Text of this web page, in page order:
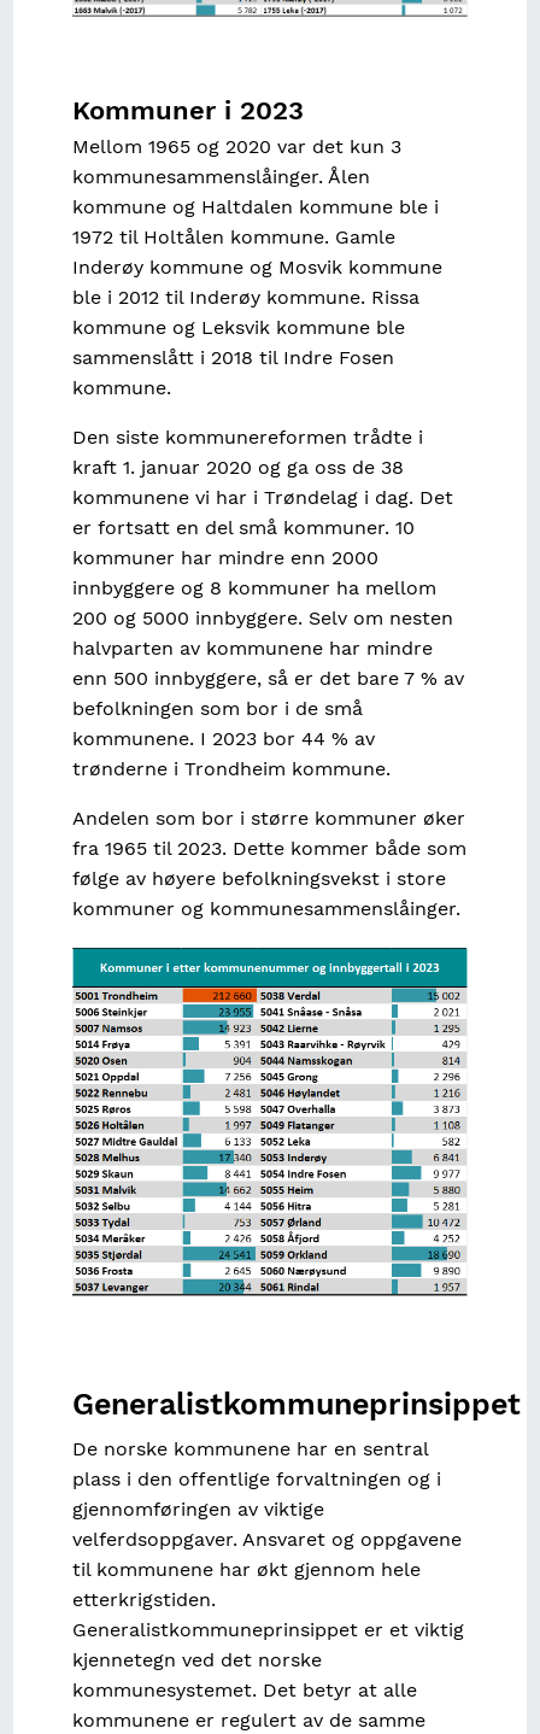
Kommuner i 2023
Mellom 1965 og 2020 var det kun 3
kommunesammenslåinger. Ålen
kommune og Haltdalen kommune ble i
1972 til Holtålen kommune. Gamle
Inderøy kommune og Mosvik kommune
ble i 2012 til Inderøy kommune. Rissa
kommune og Leksvik kommune ble
sammenslått i 2018 til Indre Fosen
kommune.
Den siste kommunereformen trådte i
kraft 1. januar 2020 og ga oss de 38
kommunene vi har i Trøndelag i dag. Det
er fortsatt en del små kommuner. 10
kommuner har mindre enn 2000
innbyggere og 8 kommuner ha mellom
200 og 5000 innbyggere. Selv om nesten
halvparten av kommunene har mindre
enn 500 innbyggere, så er det bare 7 % av
befolkningen som bor i de små
kommunene. I 2023 bor 44 % av
trønderne i Trondheim kommune.
Andelen som bor i større kommuner øker
fra 1965 til 2023. Dette kommer både som
følge av høyere befolkningsvekst i store
kommuner og kommunesammenslåinger.
Image
Generalistkommuneprinsippet
De norske kommunene har en sentral
plass i den offentlige forvaltningen og i
gjennomføringen av viktige
velferdsoppgaver. Ansvaret og oppgavene
til kommunene har økt gjennom hele
etterkrigstiden.
Generalistkommuneprinsippet er et viktig
kjennetegn ved det norske
kommunesystemet. Det betyr at alle
kommunene er regulert av de samme